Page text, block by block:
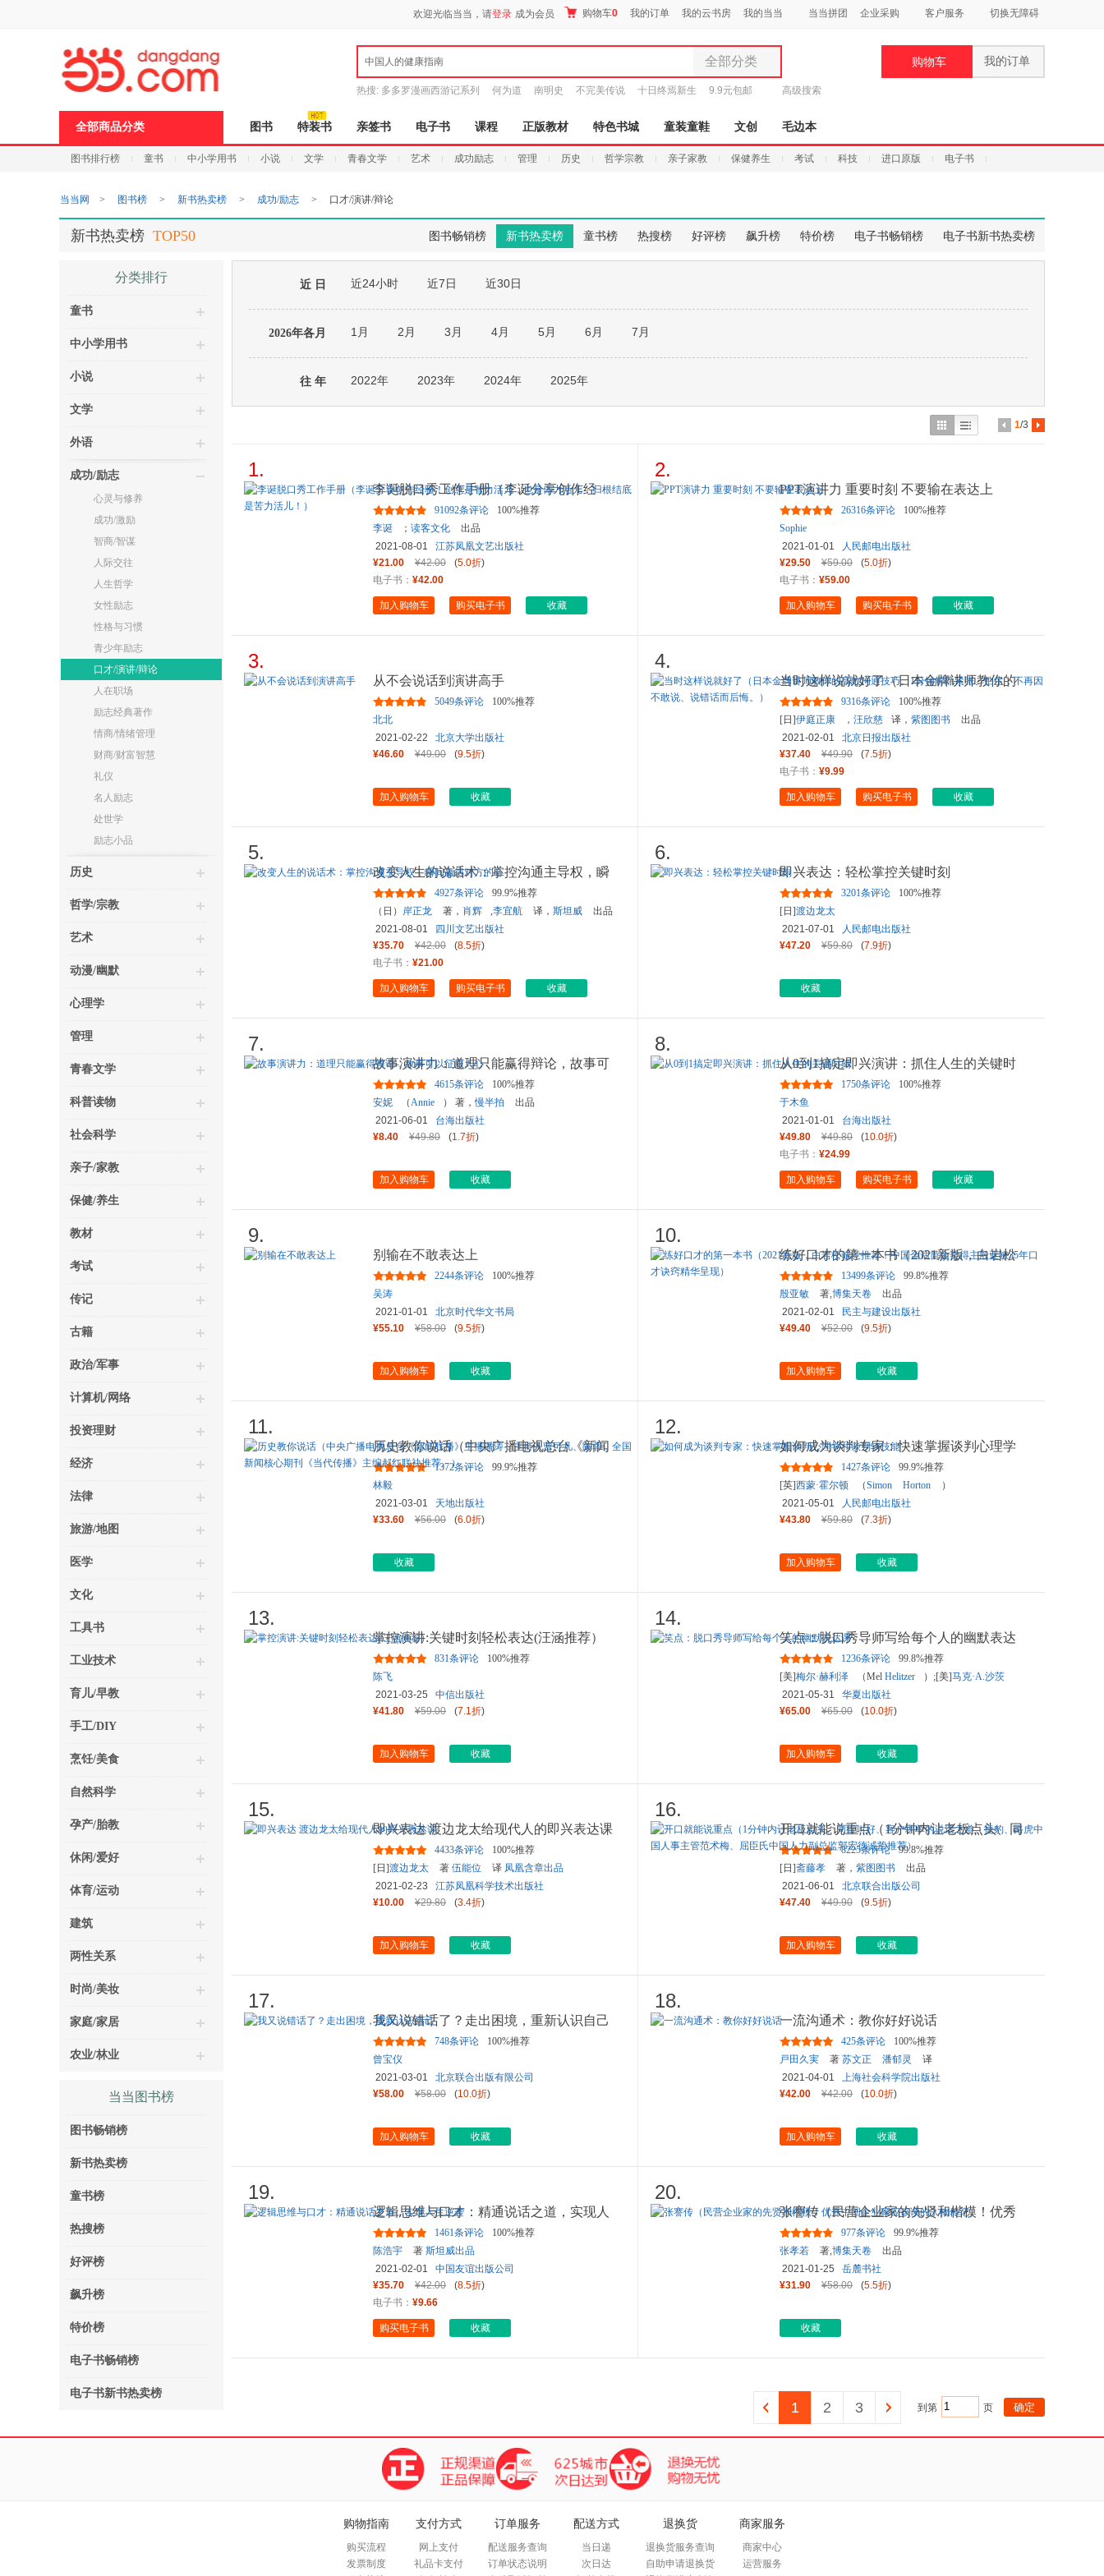
欢迎光临当当，请登录 成为会员 购物车0 我的订单 我的云书房 我的当当 当当拼团 企业采购 客户服务 切换无障碍
中国人的健康指南 全部分类
全部分类
图书
电子书
音像
玩具
孕婴服饰
热搜: 多多罗漫画西游记系列 何为道 南明史 不完美传说 十日终焉新生 9.9元包邮 高级搜索
购物车 我的订单
全部商品分类 图书 特装书 亲签书 电子书 课程 正版教材 特色书城 童装童鞋 文创 毛边本
图书排行榜 童书 中小学用书 小说 文学 青春文学 艺术 成功励志 管理 历史 哲学宗教 亲子家教 保健养生 考试 科技 进口原版 电子书
页
当当网 > 图书榜 > 新书热卖榜 > 成功/励志 > 口才/演讲/辩论
图书畅销榜 新书热卖榜 童书榜 热搜榜 好评榜 飙升榜 特价榜 电子书畅销榜 电子书新书热卖榜
新书热卖榜 TOP50
分类排行
童书
中小学用书
小说
文学
外语
成功/励志
心灵与修养
成功/激励
智商/智谋
人际交往
人生哲学
女性励志
性格与习惯
青少年励志
口才/演讲/辩论
人在职场
励志经典著作
情商/情绪管理
财商/财富智慧
礼仪
名人励志
处世学
励志小品
历史
哲学/宗教
艺术
动漫/幽默
心理学
管理
青春文学
科普读物
社会科学
亲子/家教
保健/养生
教材
考试
传记
古籍
政治/军事
计算机/网络
投资理财
经济
法律
旅游/地图
医学
文化
工具书
工业技术
育儿/早教
手工/DIY
烹饪/美食
自然科学
孕产/胎教
休闲/爱好
体育/运动
建筑
两性关系
时尚/美妆
家庭/家居
农业/林业
当当图书榜
图书畅销榜
新书热卖榜
童书榜
热搜榜
好评榜
飙升榜
特价榜
电子书畅销榜
电子书新书热卖榜
近 日 近24小时 近7日 近30日
2026年各月 1月 2月 3月 4月 5月 6月 7月
往 年 2022年 2023年 2024年 2025年
1/3
1.
李诞脱口秀工作手册（李诞分享创作经
验！创意是智力活儿，也是体
91092条评论
100%推荐
李诞
； 读客文化
出品
2021-08-01
江苏凤凰文艺出版社
¥21.00
¥42.00 (5.0折)
电子书： ¥42.00
加入购物车 购买电子书 收藏
2.
PPT演讲力 重要时刻 不要输在表达上
26316条评论
100%推荐
Sophie
2021-01-01
人民邮电出版社
¥29.50
¥59.00 (5.0折)
电子书： ¥59.00
加入购物车 购买电子书 收藏
3.
从不会说话到演讲高手
5049条评论
100%推荐
北北
2021-02-22
北京大学出版社
¥46.60
¥49.00 (9.5折)
加入购物车 收藏
4.
当时这样说就好了（日本金牌讲师教你的
高效沟通技巧。1分钟解除紧
9316条评论
100%推荐
[日]伊庭正康 ， 汪欣慈 译， 紫图图书
出品
2021-02-01
北京日报出版社
¥37.40
¥49.90 (7.5折)
电子书： ¥9.99
加入购物车 购买电子书 收藏
5.
改变人生的说话术：掌控沟通主导权，瞬
间赢得对方的心
4927条评论
99.9%推荐
（日） 岸正龙 著， 肖辉 ,李宜航 译， 斯坦威
出品
2021-08-01
四川文艺出版社
¥35.70
¥42.00 (8.5折)
电子书： ¥21.00
加入购物车 购买电子书 收藏
6.
即兴表达：轻松掌控关键时刻
3201条评论
100%推荐
[日]渡边龙太
2021-07-01
人民邮电出版社
¥47.20
¥59.80 (7.9折)
收藏
7.
故事演讲力：道理只能赢得辩论，故事可
以征服人心4615条评论
100%推荐
安妮
（Annie ） 著，慢半拍
出品
2021-06-01
台海出版社
¥8.40
¥49.80 (1.7折)
加入购物车 收藏
8.
从0到1搞定即兴演讲：抓住人生的关键时
刻
1750条评论
100%推荐
于木鱼
2021-01-01
台海出版社
¥49.80
¥49.80 (10.0折)
电子书： ¥24.99
加入购物车 购买电子书 收藏
9.
别输在不敢表达上
2244条评论
100%推荐
吴涛
2021-01-01
北京时代华文书局
¥55.10
¥58.00 (9.5折)
加入购物车 收藏
10.
练好口才的第一本书（2021新版，白岩松
诚意推荐！中国金话筒金奖...
13499条评论
99.8%推荐
殷亚敏
著,博集天卷
出品
2021-02-01
民主与建设出版社
¥49.40
¥52.00 (9.5折)
加入购物车 收藏
11.
历史教你说话（中央广播电视总台《新闻
联播》主播潘涛，主持人曹...
1372条评论
99.9%推荐
林毅
2021-03-01
天地出版社
¥33.60
¥56.00 (6.0折)
收藏
12.
如何成为谈判专家：快速掌握谈判心理学
和谈判软技能1427条评论
99.9%推荐
[英]西蒙·霍尔顿 （Simon Horton
）
2021-05-01
人民邮电出版社
¥43.80
¥59.80 (7.3折)
加入购物车 收藏
13.
掌控演讲:关键时刻轻松表达(汪涵推荐）
831条评论
100%推荐
陈飞
2021-03-25
中信出版社
¥41.80
¥59.00 (7.1折)
加入购物车 收藏
14.
笑点：脱口秀导师写给每个人的幽默表达
课
1236条评论
99.8%推荐
[美]梅尔·赫利泽 （Mel Helitzer ）;[美]马克·A.沙茨
（Mark A.Shatz ）
2021-05-31
华夏出版社
¥65.00
¥65.00 (10.0折)
加入购物车 收藏
15.
即兴表达 渡边龙太给现代人的即兴表达课
4433条评论
100%推荐
[日]渡边龙太 著 伍能位 译 凤凰含章出品
2021-02-23
江苏凤凰科学技术出版社
¥10.00
¥29.80 (3.4折)
加入购物车 收藏
16.
开口就能说重点（1分钟内让老板点头、同
行叫好、客户埋单的说话之...
8225条评论
99.8%推荐
[日]斋藤孝 著， 紫图图书
出品
2021-06-01
北京联合出版公司
¥47.40
¥49.90 (9.5折)
加入购物车 收藏
17.
我又说错话了？走出困境，重新认识自己
748条评论
100%推荐
曾宝仪
2021-03-01
北京联合出版有限公司
¥58.00
¥58.00 (10.0折)
加入购物车 收藏
18.
一流沟通术：教你好好说话
425条评论
100%推荐
戸田久実
著 苏文正 潘郁灵
译
2021-04-01
上海社会科学院出版社
¥42.00
¥42.00 (10.0折)
加入购物车 收藏
19.
逻辑思维与口才：精通说话之道，实现人
生逆袭
1461条评论
100%推荐
陈浩宇
著 斯坦威出品
2021-02-01
中国友谊出版公司
¥35.70
¥42.00 (8.5折)
电子书： ¥9.66
购买电子书 收藏
20.
张謇传（民营企业家的先贤和楷模！优秀
中国企业家应该读的人物传...
977条评论
99.9%推荐
张孝若
著,博集天卷
出品
2021-01-25
岳麓书社
¥31.90
¥58.00 (5.5折)
收藏
1 2 3 到第 页
购物指南
购买流程
发票制度
支付方式
网上支付
礼品卡支付
订单服务
配送服务查询
订单状态说明
配送方式
当日递
次日达
退换货
退换货服务查询
自助申请退换货
商家服务
商家中心
运营服务